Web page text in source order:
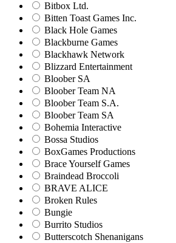
Bitbox Ltd.
Bitten Toast Games Inc.
Black Hole Games
Blackburne Games
Blackhawk Network
Blizzard Entertainment
Bloober SA
Bloober Team NA
Bloober Team S.A.
Bloober Team SA
Bohemia Interactive
Bossa Studios
BoxGames Productions
Brace Yourself Games
Braindead Broccoli
BRAVE ALICE
Broken Rules
Bungie
Burrito Studios
Butterscotch Shenanigans